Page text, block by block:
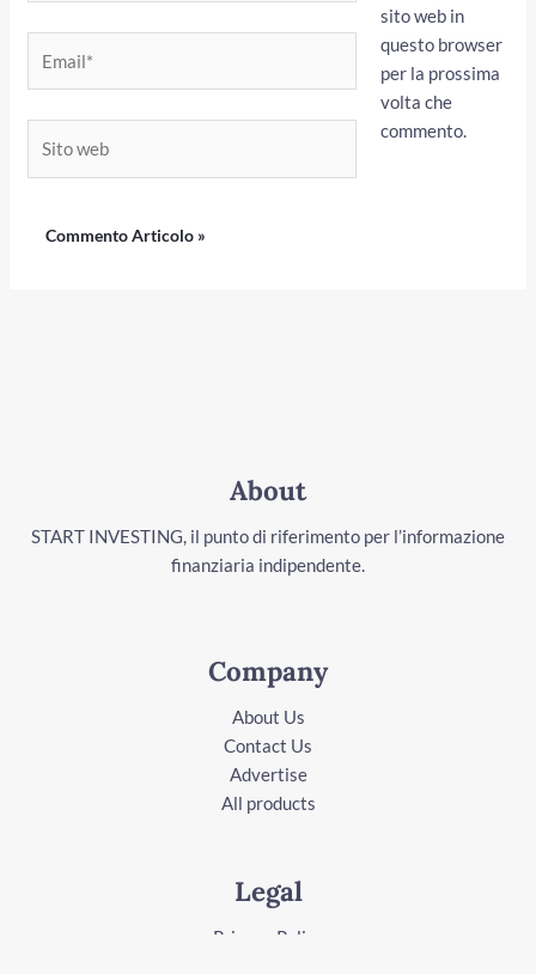
web
sito web in
questo browser
per la prossima
volta che
commento.
About
START INVESTING, il punto di riferimento per l’informazione
finanziaria indipendente.
Company
About Us
Contact Us
Advertise
All products
Legal
Privacy Policy